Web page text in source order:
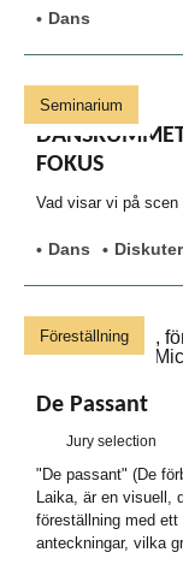
Dans
FOKUS
Seminarium
Vad visar vi på
Dans
De Passant
Jury selection
Föreställning
"De passant" (De
Laika, är en visuell,
föreställning med
anteckningar, vilka